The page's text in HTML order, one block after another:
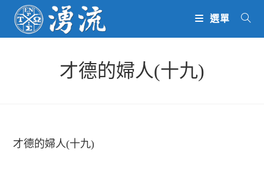
content
選單
才德的婦人(十九)
才德的婦人(十九)